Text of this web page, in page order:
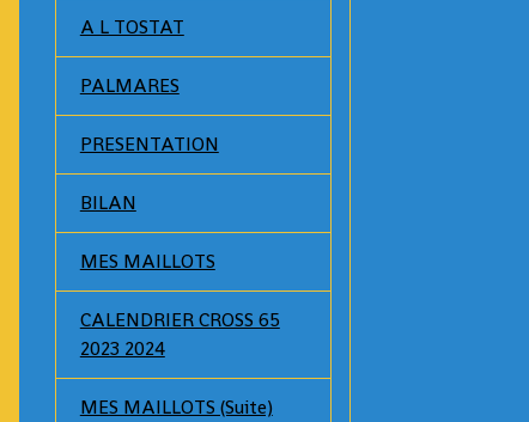
A L TOSTAT
PALMARES
PRESENTATION
BILAN
MES MAILLOTS
CALENDRIER CROSS 65
2023 2024
MES MAILLOTS (Suite)